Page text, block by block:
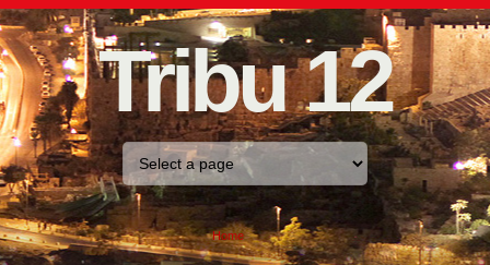
Tribu 12
Home